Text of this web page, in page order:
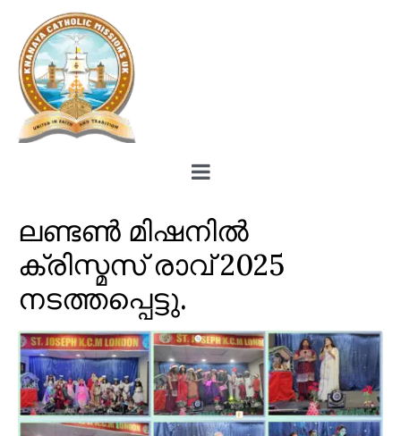
ലണ്ടണ്‍ മിഷനില്‍
ക്രിസ്മസ് രാവ് 2025
നടത്തപ്പെട്ടു.